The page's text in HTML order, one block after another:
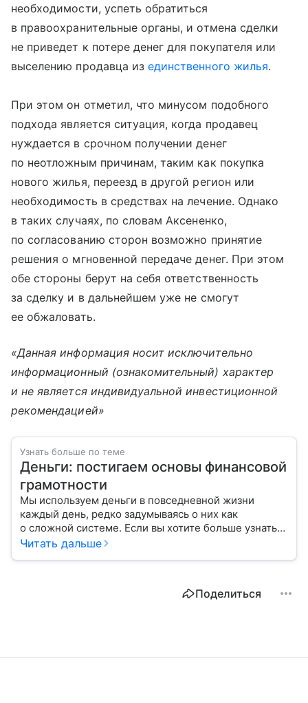
необходимости, успеть обратиться
в правоохранительные органы, и отмена сделки
не приведет к потере денег для покупателя или
выселению продавца изединственного жилья.
При этом он отметил, что минусом подобного
подхода является ситуация, когда продавец
нуждается в срочном получении денег
по неотложным причинам, таким как покупка
нового жилья, переезд в другой регион или
необходимость в средствах на лечение. Однако
в таких случаях, по словам Аксененко,
по согласованию сторон возможно принятие
решения о мгновенной передаче денег. При этом
обе стороны берут на себя ответственность
за сделку и в дальнейшем уже не смогут
ее обжаловать.
«Данная информация носит исключительно
информационный (ознакомительный) характер
и не является индивидуальной инвестиционной
рекомендацией»
Узнать больше по теме
Деньги: постигаем основы финансовой
грамотности
Мы используем деньги в повседневной жизни
каждый день, редко задумываясь о них как
о сложной системе. Если вы хотите больше узнать
об этом финансовом инструменте и его функциях,
Читать дальше
Поделиться